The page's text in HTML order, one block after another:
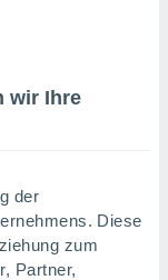
wir Ihre
der
Diese
zum
Partner,